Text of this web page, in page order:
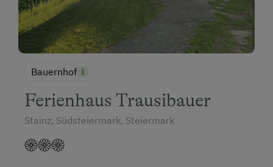
Bauernhof
Ferienhaus Trausibauer
Stainz, Südsteiermark, Steiermark